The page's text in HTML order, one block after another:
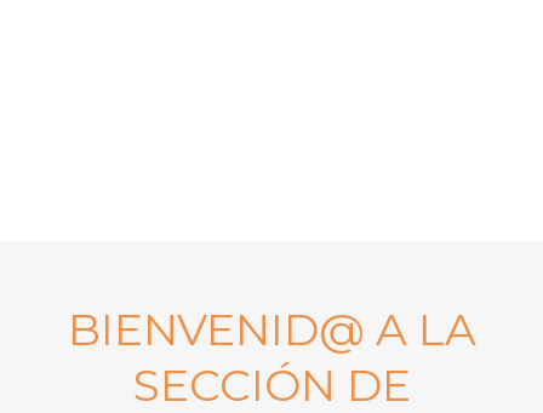
BIENVENID@ A LA
SECCIÓN DE